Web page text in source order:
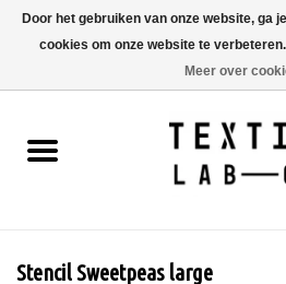
BOEKEN
Stencil Sweetpeas large
Door het gebruiken van onze website, ga
cookies om onze website te verbeteren.
Meer over